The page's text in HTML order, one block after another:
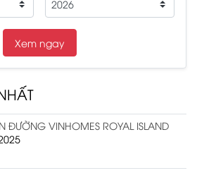
ĐƯỜNG VINHOMES ROYAL ISLAND